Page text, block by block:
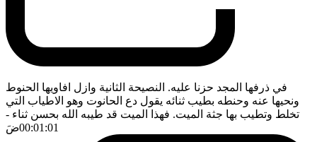
في ذرفها المجد حزنا عليه. النصيحة الثانية وازل افاويها الحنوط
ونحيها عنه وحنطه بطيب ثنائه يقول دع الحانوت وهو الاطياب التي
تخلط وتطيب بها جثة الميت. فهذا الميت قد طيبه الله بحسن ثناء -
00:01:01ضَ